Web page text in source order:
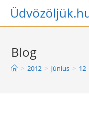
Skip
Blog
> 2012 > június > 12